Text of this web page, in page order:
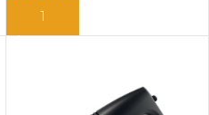
ДОДАЈ ВО КОШНИЦА